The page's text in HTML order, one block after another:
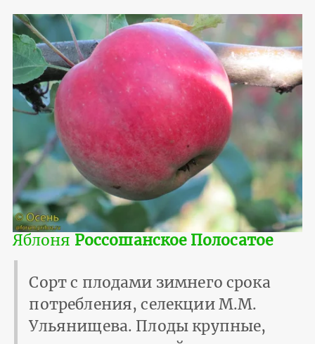
Яблоня Россошанское Полосатое
Сорт с плодами зимнего срока
потребления, селекции М.М.
Ульянищева. Плоды крупные,